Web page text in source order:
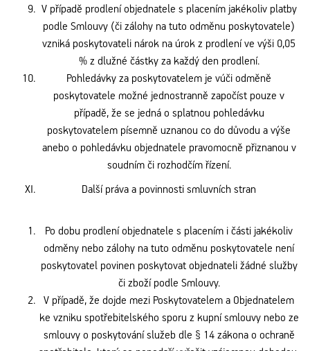
V případě prodlení objednatele s placením jakékoliv platby
podle Smlouvy (či zálohy na tuto odměnu poskytovatele)
vzniká poskytovateli nárok na úrok z prodlení ve výši 0,05
% z dlužné částky za každý den prodlení.
Pohledávky za poskytovatelem je vúči odměně
poskytovatele možné jednostranně započíst pouze v
případě, že se jedná o splatnou pohledávku
poskytovatelem písemně uznanou co do důvodu a výše
anebo o pohledávku objednatele pravomocně přiznanou v
soudním či rozhodčím řízení.
Další práva a povinnosti smluvních stran
Po dobu prodlení objednatele s placením i části jakékoliv
odměny nebo zálohy na tuto odměnu poskytovatele není
poskytovatel povinen poskytovat objednateli žádné služby
či zboží podle Smlouvy.
V případě, že dojde mezi Poskytovatelem a Objednatelem
ke vzniku spotřebitelského sporu z kupní smlouvy nebo ze
smlouvy o poskytování služeb dle § 14 zákona o ochraně